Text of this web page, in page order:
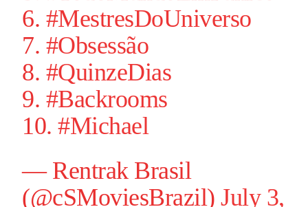
6. #MestresDoUniverso
7. #Obsessão
8. #QuinzeDias
9. #Backrooms
10.#Michael
— Rentrak Brasil
(@cSMoviesBrazil)July 3,